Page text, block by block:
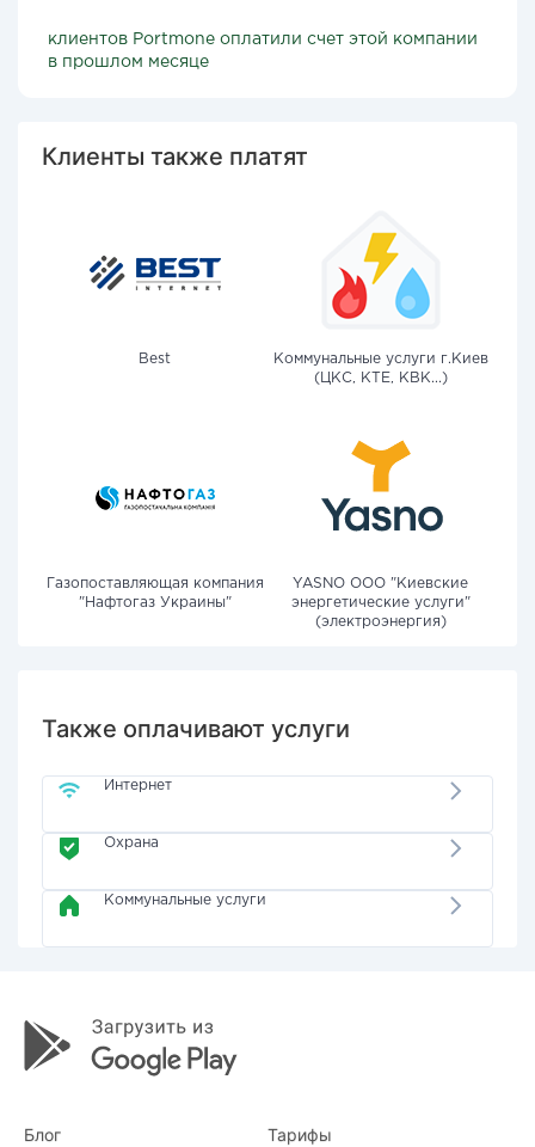
клиентов Portmone оплатили счет этой компании
в прошлом месяце
Клиенты также платят
Best
Коммунальные услуги г.Киев
(ЦКС, КТЕ, КВК...)
Газопоставляющая компания
"Нафтогаз Украины"
YASNO OOO "Киевские
энергетические услуги"
(электроэнергия)
Также оплачивают услуги
Интернет
Охрана
Коммунальные услуги
Блог Тарифы